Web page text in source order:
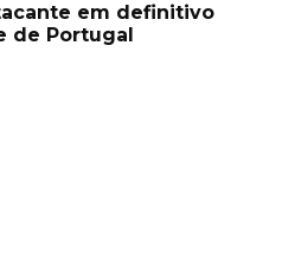
em definitivo
de Portugal